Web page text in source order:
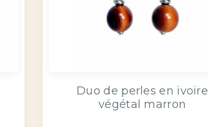
Duo de perles en ivoire
végétal marron